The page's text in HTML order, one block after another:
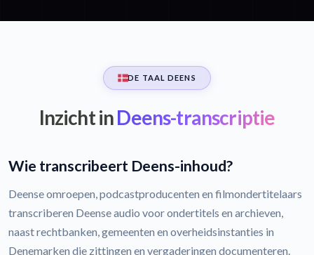
DE TAAL DEENS
Inzicht inDeens-transcriptie
Wie transcribeert Deens-inhoud?
Deense omroepen, podcastproducenten en filmondertitelaars
transcriberen Deense audio voor ondertitels en archieven,
naast rechtbanken, gemeenten en overheidsinstanties in
Denemarken die zittingen en vergaderingen documenteren.